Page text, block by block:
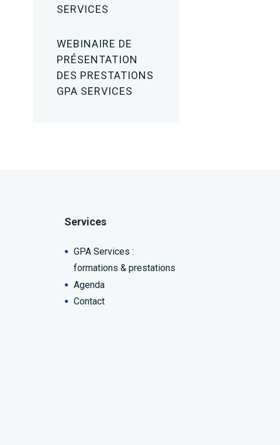
SERVICES
WEBINAIRE DE
PRÉSENTATION
DES PRESTATIONS
GPA SERVICES
Services
GPA Services :
formations & prestations
Agenda
Contact